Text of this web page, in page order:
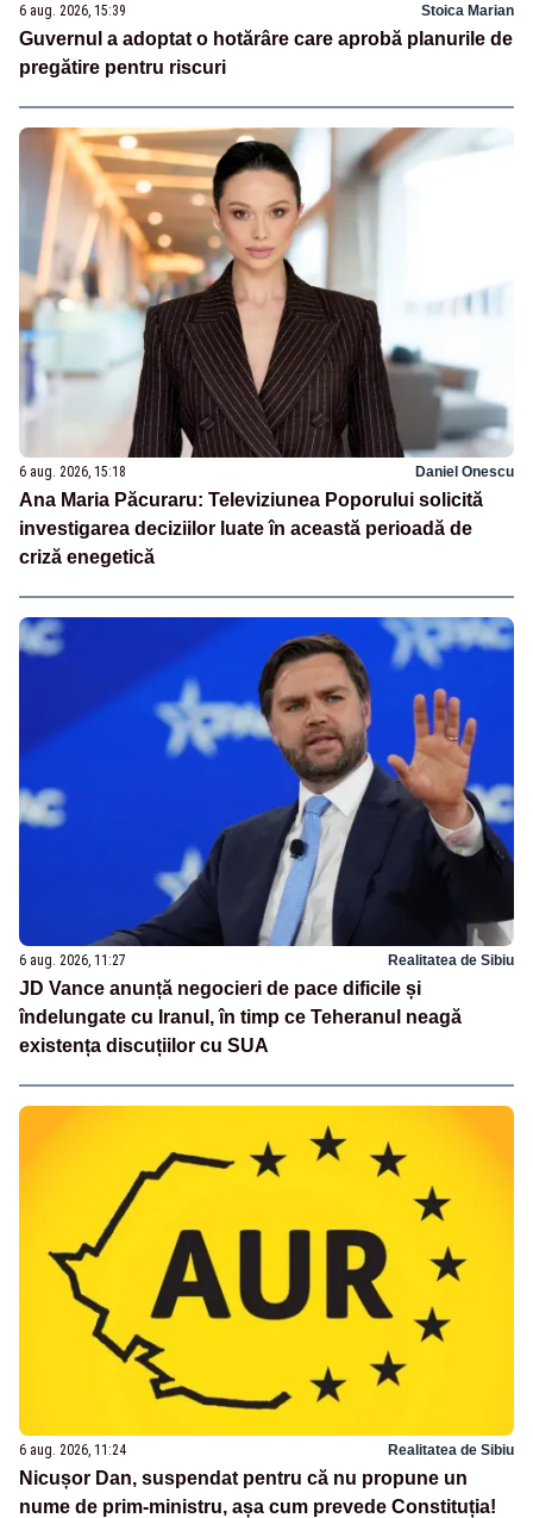
6 aug. 2026, 15:39 Stoica Marian
Guvernul a adoptat o hotărâre care aprobă planurile de
pregătire pentru riscuri
6 aug. 2026, 15:18 Daniel Onescu
Ana Maria Păcuraru: Televiziunea Poporului solicită
investigarea deciziilor luate în această perioadă de
criză enegetică
6 aug. 2026, 11:27 Realitatea de Sibiu
JD Vance anunță negocieri de pace dificile și
îndelungate cu Iranul, în timp ce Teheranul neagă
existența discuțiilor cu SUA
6 aug. 2026, 11:24 Realitatea de Sibiu
Nicușor Dan, suspendat pentru că nu propune un
nume de prim-ministru, așa cum prevede Constituția!